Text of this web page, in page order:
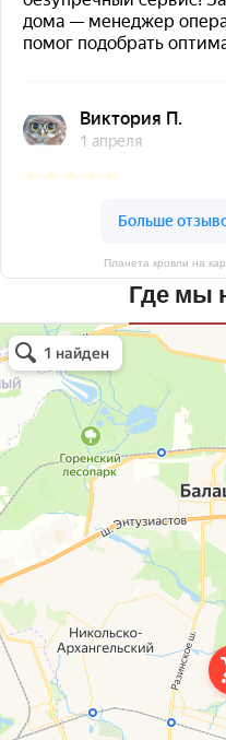
Планета кровли на
Где мы
Планета кровли
Кровля и кровельные материалы в
Окна в Балашихе